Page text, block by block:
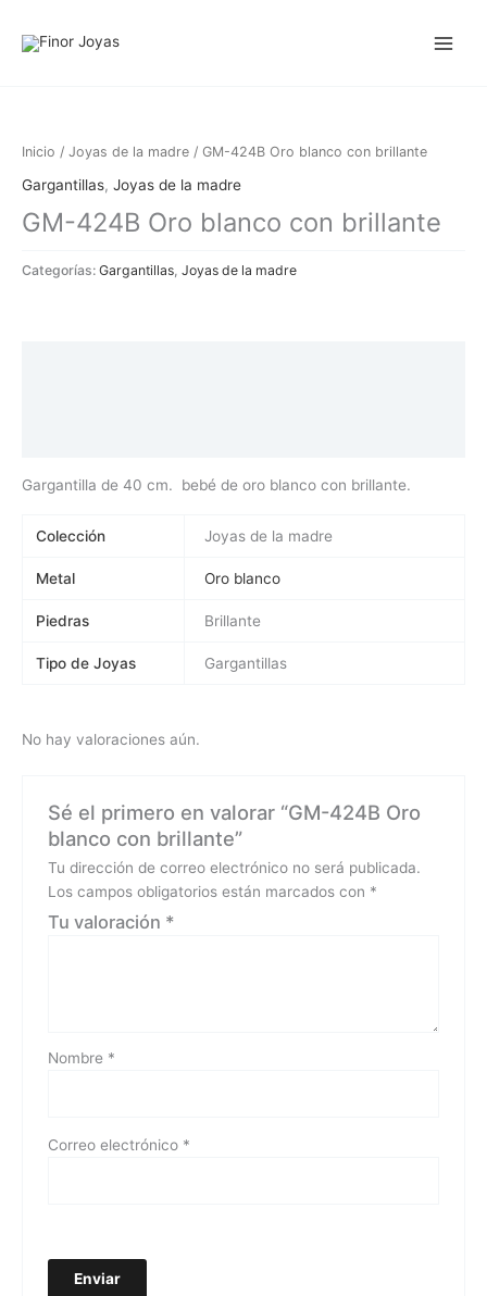
Inicio / Joyas de la madre / GM-424B Oro blanco con brillante
Gargantillas, Joyas de la madre
GM-424B Oro blanco con brillante
Categorías: Gargantillas Joyas de la madre
Gargantilla de 40 cm. bebé de oro blanco con brillante.
Colección Joyas de la madre
Metal Oro blanco
Piedras Brillante
Tipo de Joyas Gargantillas
No hay valoraciones aún.
Sé el primero en valorar “GM-424B Oro
blanco con brillante”
Tu dirección de correo electrónico no será publicada.
Los campos obligatorios están marcados con *
Tu valoración *
Nombre *
Correo electrónico *